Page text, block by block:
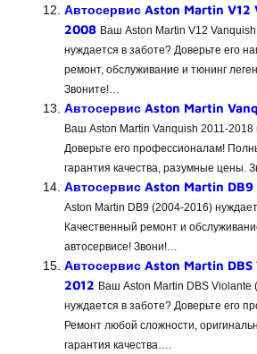
Автосервис Aston Martin V12
2008 Ваш Aston Martin V12
нуждается в заботе? Доверьте его
ремонт, обслуживание и тюнинг
Звоните!…
Автосервис Aston Martin
Ваш Aston Martin Vanquish 2011-2018
Доверьте его профессионалам!
гарантия качества, разумные цены.
Автосервис Aston Martin
Aston Martin DB9 (2004-2016)
Качественный ремонт и
автосервисе! Звони!…
Автосервис Aston Martin
2012 Ваш Aston Martin DBS Violante
нуждается в заботе? Доверьте его
Ремонт любой сложности,
гарантия качества….